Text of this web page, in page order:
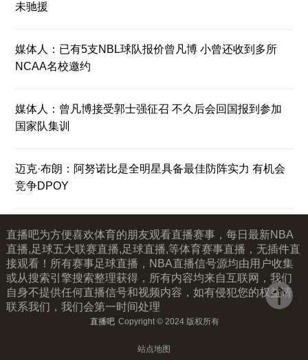
未驰援
媒体人：已有5支NBL球队报价曾凡博 小曾还收到多所
NCAA名校邀约
媒体人：曾凡博接受郭士强征召 不久后会回国报到参加
国家队集训
迈克·布朗：阿努诺比是全明星具备最佳防阵实力 有机会
竞争DPOY
直播吧为方便喜欢体育的朋友观看直播赛事，每日最新NBA
直播,足球五大联赛直播,足球直播,等体育赛事直播，无插件直
接观看！所有赛事足球直播，NBA直播信号源均由用户收集
或从搜索引擎搜索整理获得，所有内容均来自互联网，我们
自身不提供任何直播信号和视频内容，如有侵犯您的权益请
联系我们，我们会第一时间处理
直播吧 Copyright © 2024 版权所有
站点地图